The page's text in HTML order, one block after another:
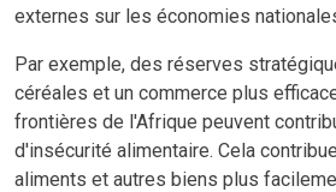
externes sur les économies
Par exemple, des réserves
céréales et un commerce plus
frontières de l'Afrique peuvent
d'insécurité alimentaire. Cela
aliments et autres biens plus